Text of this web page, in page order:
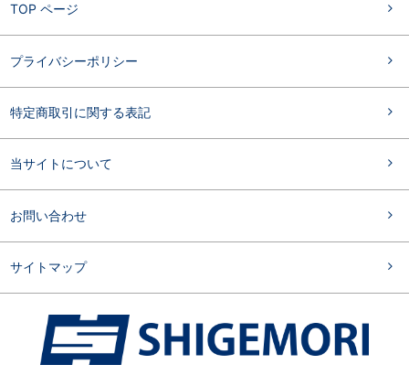
TOP ページ
プライバシーポリシー
特定商取引に関する表記
当サイトについて
お問い合わせ
サイトマップ